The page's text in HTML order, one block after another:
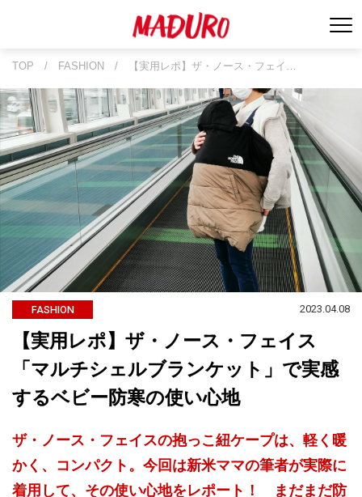
TOP / FASHION / 【実用レポ】ザ・ノース・フェイ…
FASHION 2023.04.08
【実用レポ】ザ・ノース・フェイス
「マルチシェルブランケット」で実感
するベビー防寒の使い心地
ザ・ノース・フェイスの抱っこ紐ケープは、軽く暖
かく、コンパクト。今回は新米ママの筆者が実際に
着用して、その使い心地をレポート！ まだまだ防